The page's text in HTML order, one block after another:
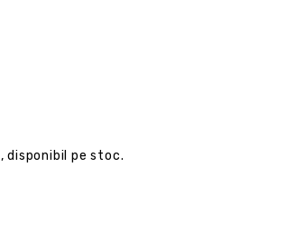
disponibil pe stoc.